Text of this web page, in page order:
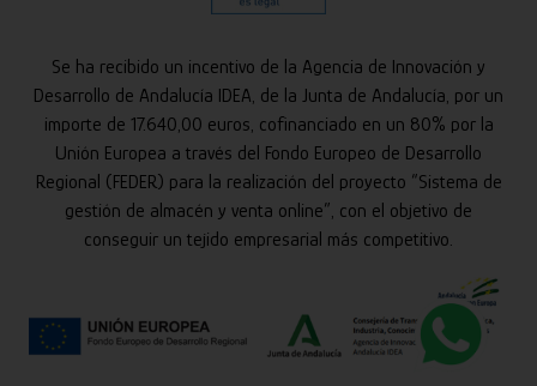
Se ha recibido un incentivo de la Agencia de Innovación y
Desarrollo de Andalucía IDEA, de la Junta de Andalucía, por un
importe de 17.640,00 euros, cofinanciado en un 80% por la
Unión Europea a través del Fondo Europeo de Desarrollo
Regional (FEDER) para la realización del proyecto “Sistema de
gestión de almacén y venta online”, con el objetivo de
conseguir un tejido empresarial más competitivo.